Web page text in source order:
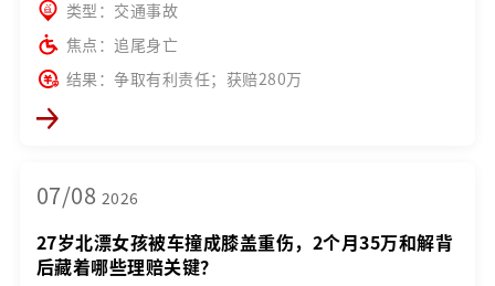
类型：交通事故
焦点：追尾身亡
结果：争取有利责任；获赔280万
07/08 2026
27岁北漂女孩被车撞成膝盖重伤，2个月35万和解背
后藏着哪些理赔关键？